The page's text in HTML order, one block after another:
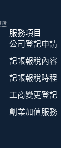
服務項目
公司登記申請
記帳報稅內容
記帳報稅時程
工商變更登記
創業加值服務